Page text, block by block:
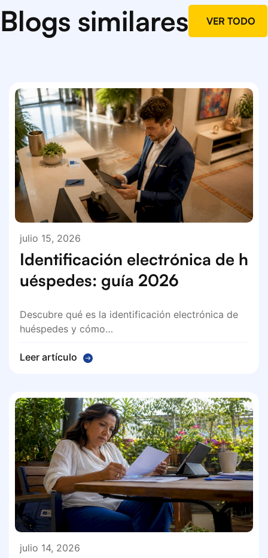
Blogs similares VER TODO
julio 15, 2026
Identificación electrónica de h
uéspedes: guía 2026
Descubre qué es la identificación electrónica de
huéspedes y cómo…
Leer artículo
julio 14, 2026